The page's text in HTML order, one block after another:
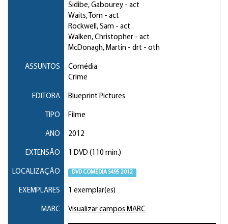
Sidibe, Gabourey - act
Waits, Tom - act
Rockwell, Sam - act
Walken, Christopher - act
McDonagh, Martin - drt - oth
ASSUNTOS
Comédia
Crime
EDITORA Blueprint Pictures
TIPO Filme
ANO 2012
EXTENSÃO 1 DVD (110 min.)
LOCALIZAÇÃO DVD COMÉDIA S495 2012
EXEMPLARES 1 exemplar(es)
MARC Visualizar campos MARC